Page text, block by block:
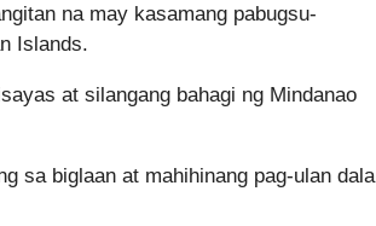
na may kasamang pabugsu-
Islands.
at silangang bahagi ng Mindanao
sa biglaan at mahihinang pag-ulan dala